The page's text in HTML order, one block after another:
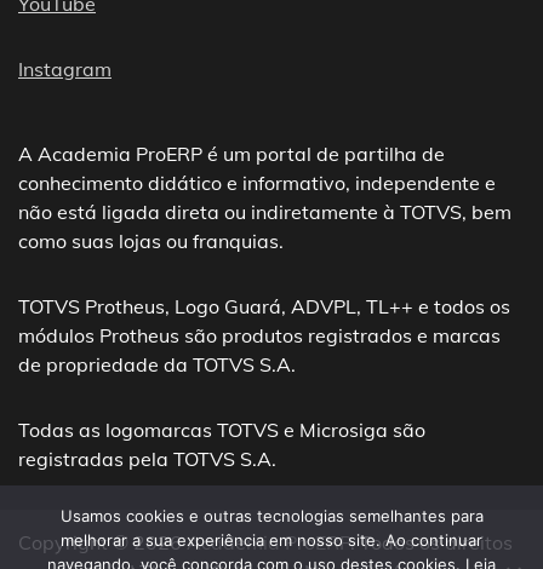
Instagram
A Academia ProERP é um portal de partilha de
conhecimento didático e informativo, independente e
não está ligada direta ou indiretamente à TOTVS, bem
como suas lojas ou franquias.
TOTVS Protheus, Logo Guará, ADVPL, TL++ e todos os
módulos Protheus são produtos registrados e marcas
de propriedade da TOTVS S.A.
Todas as logomarcas TOTVS e Microsiga são
registradas pela TOTVS S.A.
Copyright © 2026Academia ProERP. Todos os direitos
Usamos cookies e outras tecnologias semelhantes para
melhorar a sua experiência em nosso site. Ao continuar
navegando, você concorda com o uso destes cookies. Leia